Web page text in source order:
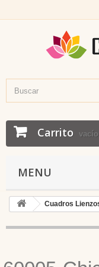
Carrito vacío
MENU
Cuadros